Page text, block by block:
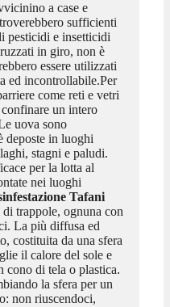
a case e
sufficienti
pesticidi e insetticidi
in giro, non è
essere utilizzati
ed incontrollabile.Per
come reti e vetri
un intero
uova sono
deposte in luoghi
stagni e paludi.
per la lotta al
nei luoghi
Tafani
trappole, ognuna con
La più diffusa ed
costituita da una sfera
il calore del sole e
cono di tela o plastica.
la sfera per un
non riuscendoci,